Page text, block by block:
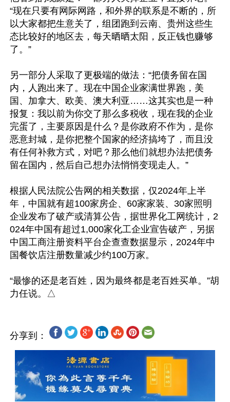
“现在只要有网际网路，和外界的联系是不断的，所
以大家都把生意关了，组团跑到云南、贵州这些生
态比较好的地区去，每天晒晒太阳，反正钱也赚够
了。”
另一部分人采取了更极端的做法：“把债务留在国
内，人跑出来了。现在中国企业家满世界跑，美
国、加拿大、欧美、澳大利亚……这其实也是一种
报复：我以前为你交了那么多税收，现在我的企业
完蛋了，主要原因是什么？是你政府不作为，是你
恶意封城，是你把整个国家的经济搞垮了，而且没
有任何补救方式，对吧？那么他们就想办法把债务
留在国内，然后自己想办法悄悄变现走人。”
根据人民法院公告网的相关数据，仅2024年上半
年，中国就有超100家房企、60家家装、30家照明
企业发布了破产或清算公告，据世界化工网统计，2
024年中国有超过1,000家化工企业宣告破产，另据
中国工商注册资料平台企查查数据显示，2024年中
国餐饮店注册数量减少约100万家。
“最惨的还是老百姓，因为最终都是老百姓买单。”胡
分享到：